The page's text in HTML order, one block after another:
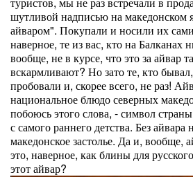
шутливой надписью на македонском
айваром". Покупали и носили их
наверное, те из вас, кто на Балканах
вообще, не в курсе, что это за айвар
вскармливают? Но зато те, кто
пробовали и, скорее всего, не раз!
национальное блюдо северных
побоюсь этого слова, - символ
с самого раннего детства. Без
македонское застолье. Да и, вообще,
это, наверное, как блины для
этот айвар?